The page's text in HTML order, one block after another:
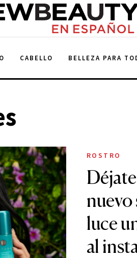
CABELLO BELLEZA PARA
ROSTRO
nuevo
luce
al